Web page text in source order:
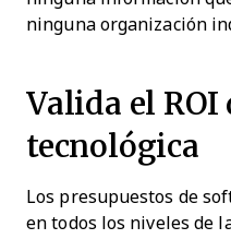
ninguna organización
Valida el
tecnológica
Los presupuestos de
en todos los niveles de